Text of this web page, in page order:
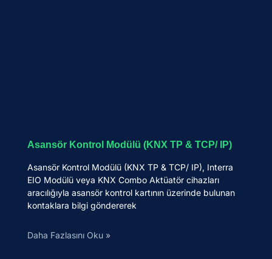
Asansör Kontrol Modülü (KNX TP & TCP/ IP)
Asansör Kontrol Modülü (KNX TP & TCP/ IP), Interra
EIO Modülü veya KNX Combo Aktüatör cihazları
aracılığıyla asansör kontrol kartının üzerinde bulunan
kontaklara bilgi göndererek
Daha Fazlasını Oku »